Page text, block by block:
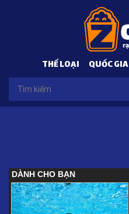
THỂ LOẠI QUỐC GIA